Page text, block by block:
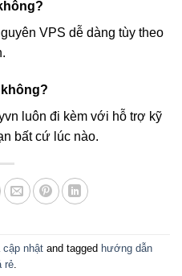
VPS dễ dàng tùy theo
luôn đi kèm với hỗ trợ kỹ
bất cứ lúc nào.
nhật and tagged hướng dẫn
rẻ